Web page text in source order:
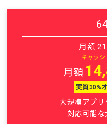
月額
キャッシ
月額
実質30%
大規模アプリ
対応可能な